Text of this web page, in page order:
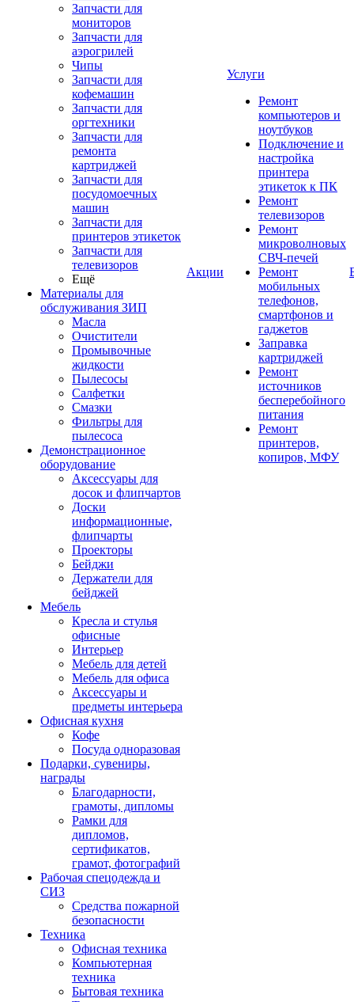
Запчасти для
мониторов
Запчасти для
аэрогрилей
Чипы
Запчасти для
кофемашин
Запчасти для
оргтехники
Запчасти для
ремонта
картриджей
Запчасти для
посудомоечных
машин
Запчасти для
принтеров этикеток
Запчасти для
телевизоров
Ещё
Материалы для
обслуживания ЗИП
Масла
Очистители
Промывочные
жидкости
Пылесосы
Салфетки
Смазки
Фильтры для
пылесоса
Демонстрационное
оборудование
Аксессуары для
досок и флипчартов
Доски
информационные,
флипчарты
Проекторы
Бейджи
Держатели для
бейджей
Мебель
Кресла и стулья
офисные
Интерьер
Мебель для детей
Мебель для офиса
Аксессуары и
предметы интерьера
Офисная кухня
Кофе
Посуда одноразовая
Подарки, сувениры,
награды
Благодарности,
грамоты, дипломы
Рамки для
дипломов,
сертификатов,
грамот, фотографий
Рабочая спецодежда и
СИЗ
Средства пожарной
безопасности
Техника
Офисная техника
Компьютерная
техника
Бытовая техника
Акции
Услуги
Ремонт
компьютеров и
ноутбуков
Подключение и
настройка
принтера
этикеток к ПК
Ремонт
телевизоров
Ремонт
микроволновых
СВЧ-печей
Ремонт
мобильных
телефонов,
смартфонов и
гаджетов
Заправка
картриджей
Ремонт
источников
бесперебойного
питания
Ремонт
принтеров,
копиров, МФУ